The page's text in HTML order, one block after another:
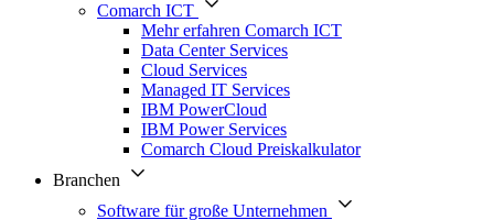
Comarch ICT
Mehr erfahren Comarch ICT
Data Center Services
Cloud Services
Managed IT Services
IBM PowerCloud
IBM Power Services
Comarch Cloud Preiskalkulator
Branchen
Software für große Unternehmen